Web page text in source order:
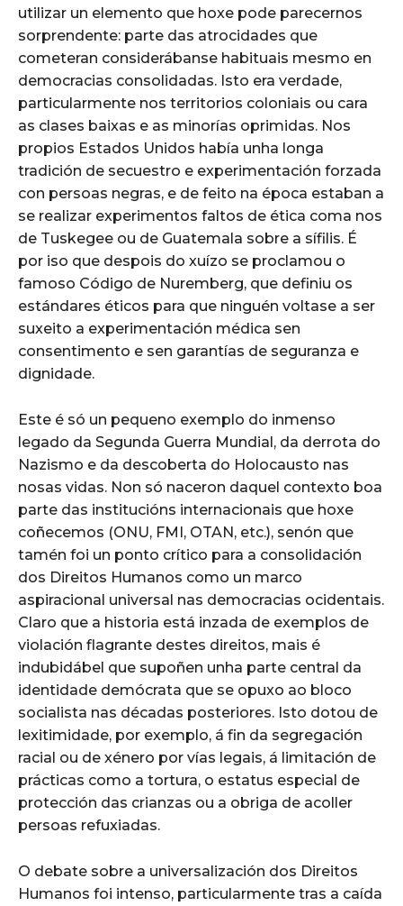
utilizar un elemento que hoxe pode parecernos
sorprendente: parte das atrocidades que
cometeran considerábanse habituais mesmo en
democracias consolidadas. Isto era verdade,
particularmente nos territorios coloniais ou cara
as clases baixas e as minorías oprimidas. Nos
propios Estados Unidos había unha longa
tradición de secuestro e experimentación forzada
con persoas negras, e de feito na época estaban a
se realizar experimentos faltos de ética coma nos
de Tuskegee ou de Guatemala sobre a sífilis. É
por iso que despois do xuízo se proclamou o
famoso Código de Nuremberg, que definiu os
estándares éticos para que ninguén voltase a ser
suxeito a experimentación médica sen
consentimento e sen garantías de seguranza e
dignidade.
Este é só un pequeno exemplo do inmenso
legado da Segunda Guerra Mundial, da derrota do
Nazismo e da descoberta do Holocausto nas
nosas vidas. Non só naceron daquel contexto boa
parte das institucións internacionais que hoxe
coñecemos (ONU, FMI, OTAN, etc.), senón que
tamén foi un ponto crítico para a consolidación
dos Direitos Humanos como un marco
aspiracional universal nas democracias ocidentais.
Claro que a historia está inzada de exemplos de
violación flagrante destes direitos, mais é
indubidábel que supoñen unha parte central da
identidade demócrata que se opuxo ao bloco
socialista nas décadas posteriores. Isto dotou de
lexitimidade, por exemplo, á fin da segregación
racial ou de xénero por vías legais, á limitación de
prácticas como a tortura, o estatus especial de
protección das crianzas ou a obriga de acoller
persoas refuxiadas.
O debate sobre a universalización dos Direitos
Humanos foi intenso, particularmente tras a caída